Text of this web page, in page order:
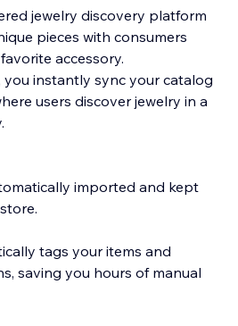
jewelry discovery platform
pieces with consumers
accessory.
instantly sync your catalog
users discover jewelry in a
imported and kept
tags your items and
saving you hours of manual